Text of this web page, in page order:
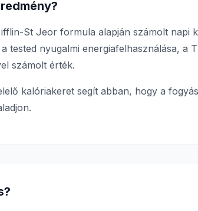
St Jeor formula alapján számolt napi
tested nyugalmi energiafelhasználása, a
számolt érték.
kalóriakeret segít abban, hogy a